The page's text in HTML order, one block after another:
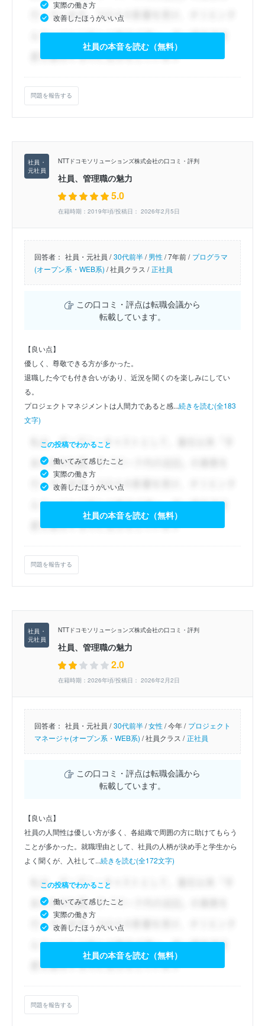
実際の働き方
改善したほうがいい点
社員の本音を読む（無料）
問題を報告する
NTTドコモソリューションズ株式会社の口コミ・評判
社員、管理職の魅力
5.0
在籍時期：2019年頃/投稿日： 2026年2月5日
回答者： 社員・元社員 / 30代前半/男性/7年前 / プログラマ
(オープン系・WEB系) /社員クラス / 正社員
この口コミ・評点は転職会議から
転載しています。
【良い点】
優しく、尊敬できる方が多かった。
退職した今でも付き合いがあり、近況を聞くのを楽しみにしてい
る。
プロジェクトマネジメントは人間力であると感...続きを読む(全183
文字)
この投稿でわかること
働いてみて感じたこと
実際の働き方
改善したほうがいい点
社員の本音を読む（無料）
問題を報告する
NTTドコモソリューションズ株式会社の口コミ・評判
社員、管理職の魅力
2.0
在籍時期：2026年頃/投稿日： 2026年2月2日
回答者： 社員・元社員 / 30代前半/女性/今年 / プロジェクト
マネージャ(オープン系・WEB系) /社員クラス / 正社員
この口コミ・評点は転職会議から
転載しています。
【良い点】
社員の人間性は優しい方が多く、各組織で周囲の方に助けてもらう
ことが多かった。就職理由として、社員の人柄が決め手と学生から
よく聞くが、入社して...続きを読む(全172文字)
この投稿でわかること
働いてみて感じたこと
実際の働き方
改善したほうがいい点
社員の本音を読む（無料）
問題を報告する